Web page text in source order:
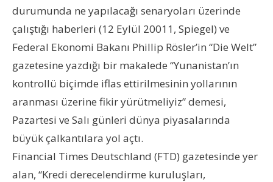
durumunda ne yapılacağı senaryoları üzerinde
çalıştığı haberleri (12 Eylül 20011, Spiegel) ve
Federal Ekonomi Bakanı Phillip Rösler’in “Die Welt”
gazetesine yazdığı bir makalede “Yunanistan’ın
kontrollü biçimde iflas ettirilmesinin yollarının
aranması üzerine fikir yürütmeliyiz” demesi,
Pazartesi ve Salı günleri dünya piyasalarında
büyük çalkantılara yol açtı.
Financial Times Deutschland (FTD) gazetesinde yer
alan, “Kredi derecelendirme kuruluşları,